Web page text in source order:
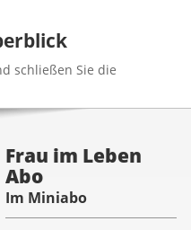
schließen Sie die
Frau im Leben
Abo
Im Miniabo